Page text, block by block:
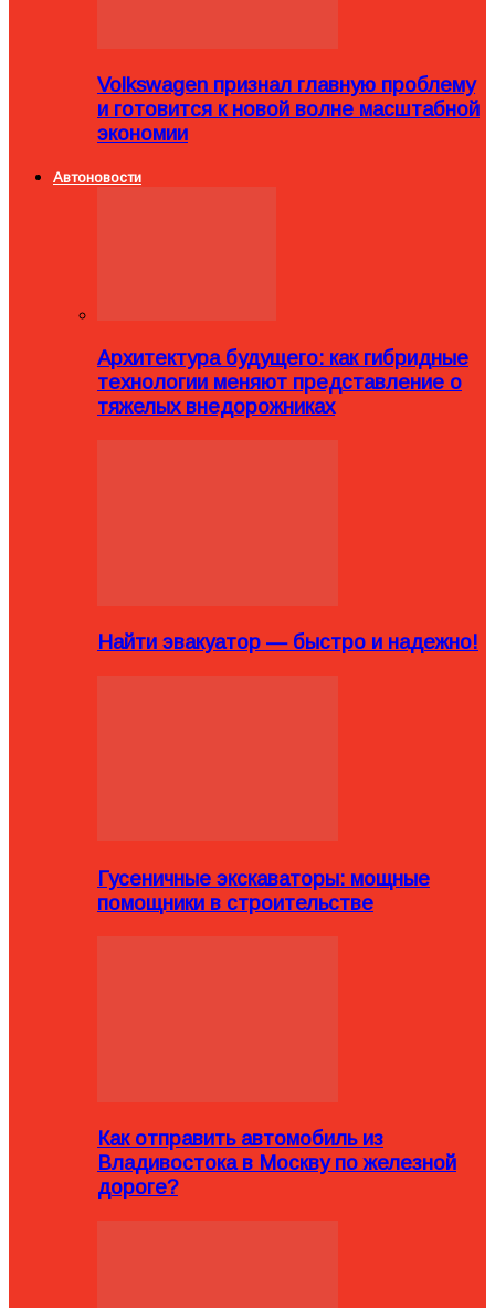
Volkswagen признал главную проблему
и готовится к новой волне масштабной
экономии
Автоновости
Архитектура будущего: как гибридные
технологии меняют представление о
тяжелых внедорожниках
Найти эвакуатор — быстро и надежно!
Гусеничные экскаваторы: мощные
помощники в строительстве
Как отправить автомобиль из
Владивостока в Москву по железной
дороге?